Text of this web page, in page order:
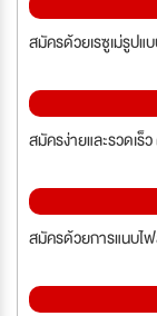
สมัครด้วยเรซูเม่รูปแ
สมัครง่ายและรวดเ
สมัครด้วยการแนบไ